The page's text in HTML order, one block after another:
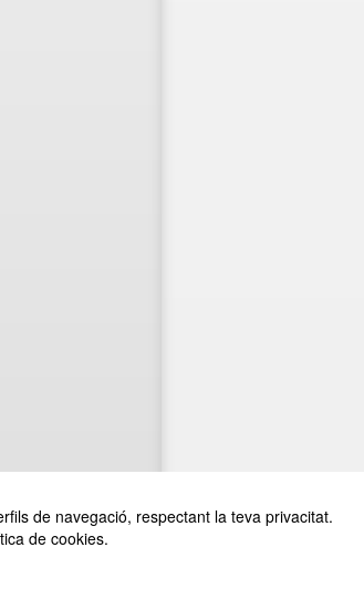
de navegació, respectant la teva privacitat.
de cookies.